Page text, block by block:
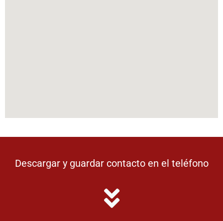
Descargar y guardar contacto en el teléfono